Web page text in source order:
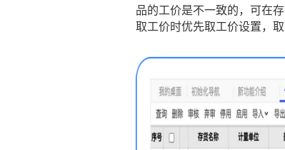
品的工价是不一致的，可在
取工价时优先取工价设置，